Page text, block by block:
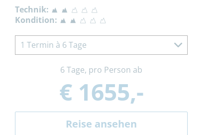
Technik:
Kondition:
1 Termin à 6 Tage
6 Tage, pro Person ab
€ 1655,-
Reise ansehen